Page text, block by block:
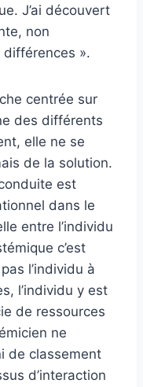
J’ai découvert
non
».
centrée sur
des différents
elle ne se
de la solution.
est
dans le
entre l’individu
c’est
l’individu à
l’individu y est
de ressources
ne
de classement
d’interaction